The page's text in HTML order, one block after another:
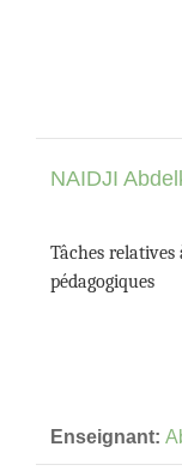
NAIDJI
Tâches
pédagogiques
Enseignant: